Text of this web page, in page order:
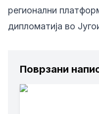
регионални
дипломатија во
Поврзани